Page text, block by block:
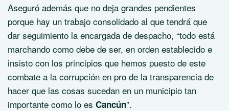
Aseguró además que no deja grandes pendientes
porque hay un trabajo consolidado al que tendrá que
dar seguimiento la encargada de despacho, “todo está
marchando como debe de ser, en orden establecido e
insisto con los principios que hemos puesto de este
combate a la corrupción en pro de la transparencia de
hacer que las cosas sucedan en un municipio tan
importante como lo es Cancún”.